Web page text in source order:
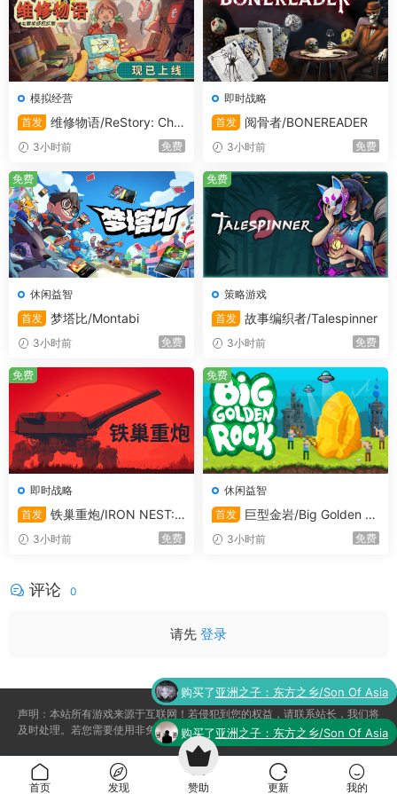
队。
当您拥有剧情可下载内容时，与整个队伍中的各平台
玩家分享，让朋友们跟随您一同冒险。
“再玩一场吧。”享受无与伦比的多样性和无穷无尽的
耐玩度，《横跨方尖碑》激发您的实验精神，让您欲
罢不能！
系统需求
Windows
最低配置:
操作系统:Windows 10
内存:2 GB RAM
1Gb Video Memory, capable of OpenGL
模拟经营
首发 维修物语/ReStory: Chill
Electronics Repairs
3小时前 免费
即时战略
首发
阅骨者/BONEREADER
3小时前 免费
休闲益智
首发 梦塔比/Montabi
3小时前 免费
免费
策略游戏
首发 故事编织者/Talespinner
3小时前 免费
免费
即时战略
首发 铁巢重炮/IRON NEST:
Heavy Turret Simulator
3小时前 免费
免费
休闲益智
首发
巨型金岩/Big Golden R
ock3小时前 免费
免费
评论 0
请先 登录
声明：本站所有游戏来源于互联网！若侵犯到您的权益，请联系站长，我们将
及时处理。若您需要使用非免费的软件或服务，请购买正版授权并合法使用。
首页 发现 赞助 更新 我的
购买了亚洲之子：东方之乡/Son Of Asia
购买了亚洲之子：东方之乡/Son Of Asia
沉沙猎手/沙漠追猎者/沙漠潜行者/Desert